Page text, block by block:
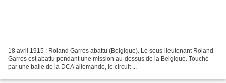
18 avril 1915 : Roland Garros abattu (Belgique). Le sous-lieutenant Roland
Garros est abattu pendant une mission au-dessus de la Belgique. Touché
par une balle de la DCA allemande, le circuit ...